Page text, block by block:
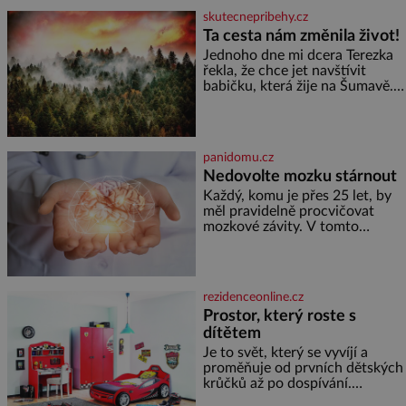
jediného dne můžete
nahlédnout do útrob jedné z
nejvýznamnějších vodních
elektráren v Evropě, vydat se na
horské hřebeny, projet se na
koloběžce a den zakončit
skutecnepribehy.cz
Ta cesta nám změnila život!
Jednoho dne mi dcera Terezka
řekla, že chce jet navštívit
babičku, která žije na Šumavě.
fantazii. Už odmalička milovala
svět pohádek. Každou chvilku
mi říkala, že se jí zdálo o
jednorožcích, krásných
princeznách, statečných
panidomu.cz
Nedovolte mozku stárnout
Každý, komu je přes 25 let, by
měl pravidelně procvičovat
mozkové závity. V tomto
jméno kolegy z práce. Nebo
marně v paměti lovíte název
knížky, kterou jste nedávno
přečetli. Je to opravdu tak, s
věkem jako kdyby se paměť
rozhodla stávkovat. Cvičte
rezidenceonline.cz
Prostor, který roste s
dítětem
Je to svět, který se vyvíjí a
proměňuje od prvních dětských
krůčků až po dospívání.